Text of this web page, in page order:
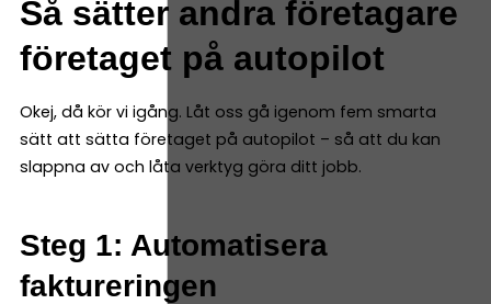
Så sätter andra företagare
företaget på autopilot
Okej, då kör vi igång. Låt oss gå igenom fem smarta
sätt att sätta företaget på autopilot – så att du kan
slappna av och låta verktyg göra ditt jobb.
Steg 1: Automatisera
faktureringen